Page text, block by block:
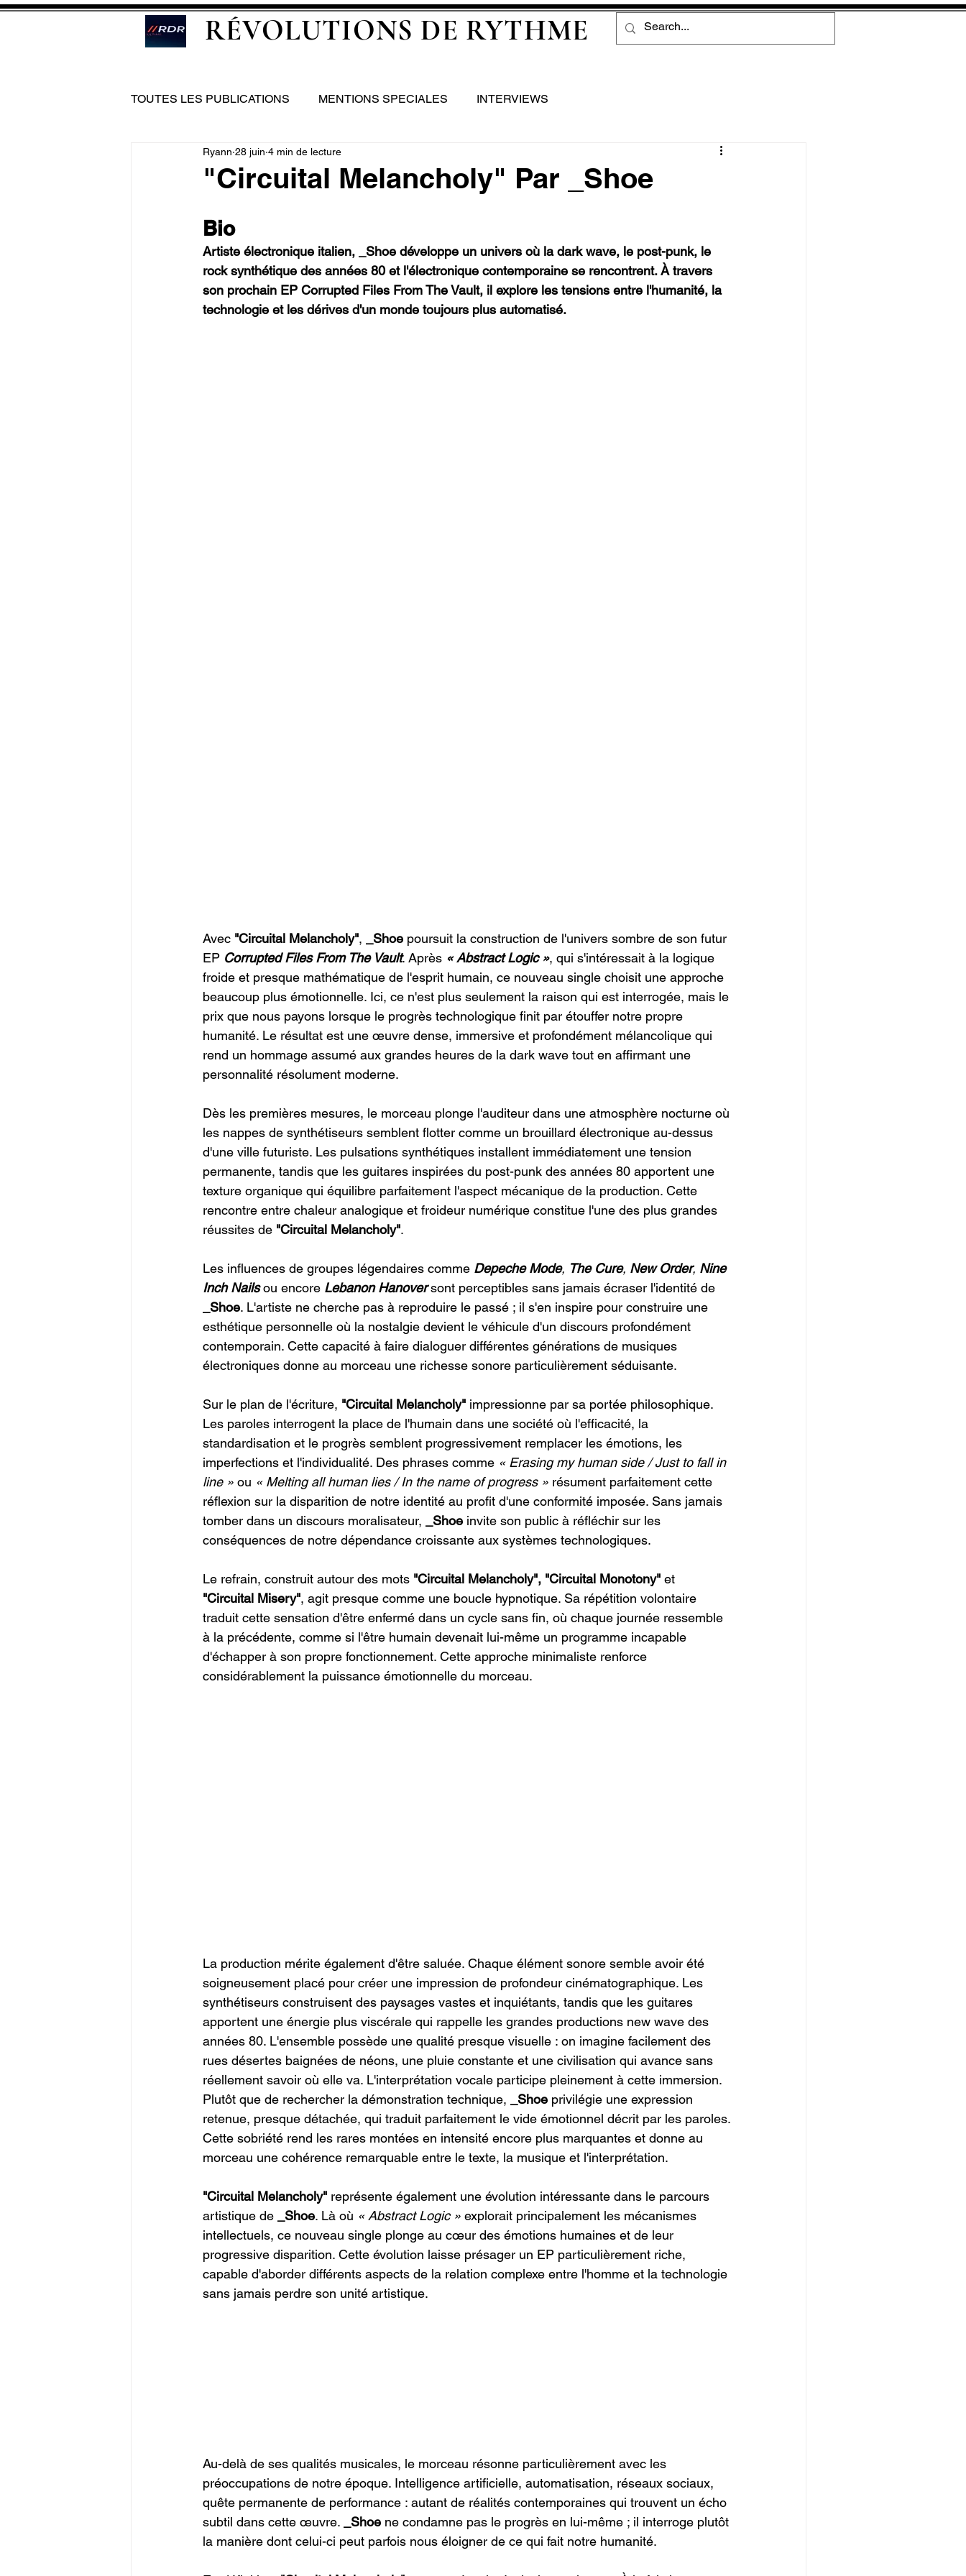
RÉVOLUTIONS DE RYTHME
TOUTES LES PUBLICATIONS MENTIONS SPECIALES INTERVIEWS
"Circuital Melancholy" Par _Shoe
Ryann 28 juin 4 min de lecture
Bio
Artiste électronique italien, _Shoe développe un univers où la dark wave, le post-punk, le
rock synthétique des années 80 et l'électronique contemporaine se rencontrent. À travers
son prochain EP Corrupted Files From The Vault, il explore les tensions entre l'humanité, la
technologie et les dérives d'un monde toujours plus automatisé.
Avec "Circuital Melancholy", _Shoe poursuit la construction de l'univers sombre de son futur
EP Corrupted Files From The Vault. Après « Abstract Logic », qui s'intéressait à la logique
froide et presque mathématique de l'esprit humain, ce nouveau single choisit une approche
beaucoup plus émotionnelle. Ici, ce n'est plus seulement la raison qui est interrogée, mais le
prix que nous payons lorsque le progrès technologique finit par étouffer notre propre
humanité. Le résultat est une œuvre dense, immersive et profondément mélancolique qui
rend un hommage assumé aux grandes heures de la dark wave tout en affirmant une
personnalité résolument moderne.
Dès les premières mesures, le morceau plonge l'auditeur dans une atmosphère nocturne où
les nappes de synthétiseurs semblent flotter comme un brouillard électronique au-dessus
d'une ville futuriste. Les pulsations synthétiques installent immédiatement une tension
permanente, tandis que les guitares inspirées du post-punk des années 80 apportent une
texture organique qui équilibre parfaitement l'aspect mécanique de la production. Cette
rencontre entre chaleur analogique et froideur numérique constitue l'une des plus grandes
réussites de "Circuital Melancholy".
Les influences de groupes légendaires comme Depeche Mode, The Cure, New Order, Nine
Inch Nails ou encore Lebanon Hanover sont perceptibles sans jamais écraser l'identité de
_Shoe. L'artiste ne cherche pas à reproduire le passé ; il s'en inspire pour construire une
esthétique personnelle où la nostalgie devient le véhicule d'un discours profondément
contemporain. Cette capacité à faire dialoguer différentes générations de musiques
électroniques donne au morceau une richesse sonore particulièrement séduisante.
Sur le plan de l'écriture, "Circuital Melancholy" impressionne par sa portée philosophique.
Les paroles interrogent la place de l'humain dans une société où l'efficacité, la
standardisation et le progrès semblent progressivement remplacer les émotions, les
imperfections et l'individualité. Des phrases comme « Erasing my human side / Just to fall in
line » ou « Melting all human lies / In the name of progress » résument parfaitement cette
réflexion sur la disparition de notre identité au profit d'une conformité imposée. Sans jamais
tomber dans un discours moralisateur,
_Shoe invite son public à réfléchir sur les
conséquences de notre dépendance croissante aux systèmes technologiques.
Le refrain, construit autour des mots "Circuital Melancholy", "Circuital Monotony" et
"Circuital Misery", agit presque comme une boucle hypnotique. Sa répétition volontaire
traduit cette sensation d'être enfermé dans un cycle sans fin, où chaque journée ressemble
à la précédente, comme si l'être humain devenait lui-même un programme incapable
d'échapper à son propre fonctionnement. Cette approche minimaliste renforce
considérablement la puissance émotionnelle du morceau.
La production mérite également d'être saluée. Chaque élément sonore semble avoir été
soigneusement placé pour créer une impression de profondeur cinématographique. Les
synthétiseurs construisent des paysages vastes et inquiétants, tandis que les guitares
apportent une énergie plus viscérale qui rappelle les grandes productions new wave des
années 80. L'ensemble possède une qualité presque visuelle : on imagine facilement des
rues désertes baignées de néons, une pluie constante et une civilisation qui avance sans
réellement savoir où elle va. L'interprétation vocale participe pleinement à cette immersion.
Plutôt que de rechercher la démonstration technique,
_Shoe privilégie une expression
retenue, presque détachée, qui traduit parfaitement le vide émotionnel décrit par les paroles.
Cette sobriété rend les rares montées en intensité encore plus marquantes et donne au
morceau une cohérence remarquable entre le texte, la musique et l'interprétation.
"Circuital Melancholy" représente également une évolution intéressante dans le parcours
artistique de
_Shoe. Là où « Abstract Logic » explorait principalement les mécanismes
intellectuels, ce nouveau single plonge au cœur des émotions humaines et de leur
progressive disparition. Cette évolution laisse présager un EP particulièrement riche,
capable d'aborder différents aspects de la relation complexe entre l'homme et la technologie
sans jamais perdre son unité artistique.
Au-delà de ses qualités musicales, le morceau résonne particulièrement avec les
préoccupations de notre époque. Intelligence artificielle, automatisation, réseaux sociaux,
quête permanente de performance : autant de réalités contemporaines qui trouvent un écho
subtil dans cette œuvre.
_Shoe ne condamne pas le progrès en lui-même ; il interroge plutôt
la manière dont celui-ci peut parfois nous éloigner de ce qui fait notre humanité.